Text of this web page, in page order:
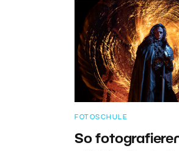
FOTOSCHULE
So